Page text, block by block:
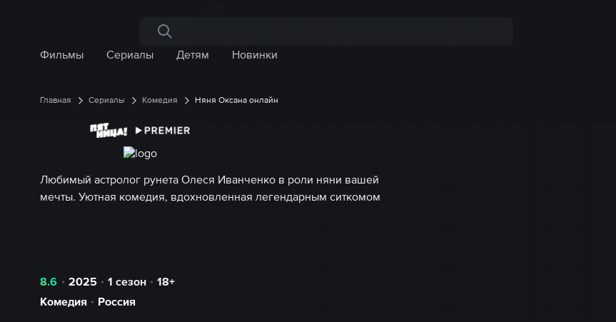
Поиск по сайту
Фильмы
Сериалы Детям Новинки
Главная Сериалы Комедия Няня Оксана онлайн
Любимый астролог рунета Олеся Иванченко в роли няни вашей
мечты. Уютная комедия, вдохновленная легендарным ситкомом
8.6 2025 1 сезон
18+
Комедия
Россия